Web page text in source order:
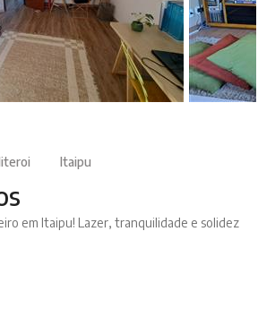
Itaipu
em Itaipu! Lazer, tranquilidade e solidez